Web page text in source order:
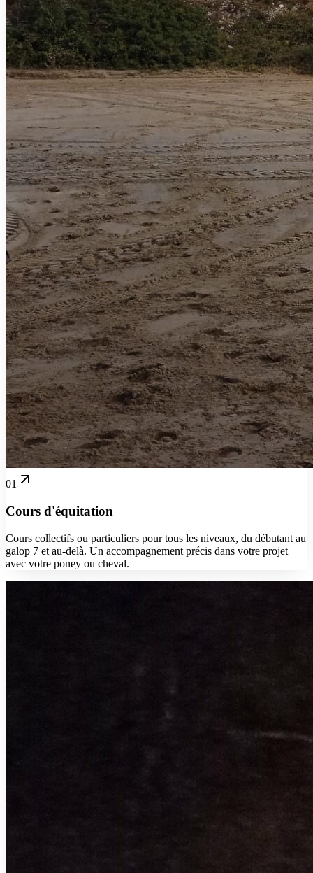
01
Cours d'équitation
Cours collectifs ou particuliers pour tous les niveaux, du débutant au
galop 7 et au-delà. Un accompagnement précis dans votre projet
avec votre poney ou cheval.